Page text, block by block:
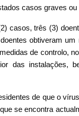
casos graves
casos, três (3)
obtiveram
de controlo,
das instalações,
de que o
se encontra